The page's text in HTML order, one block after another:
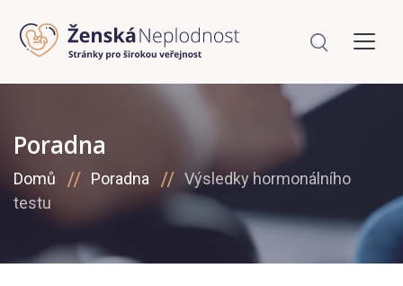
Poradna
Domů Poradna
Výsledky hormonálního
testu